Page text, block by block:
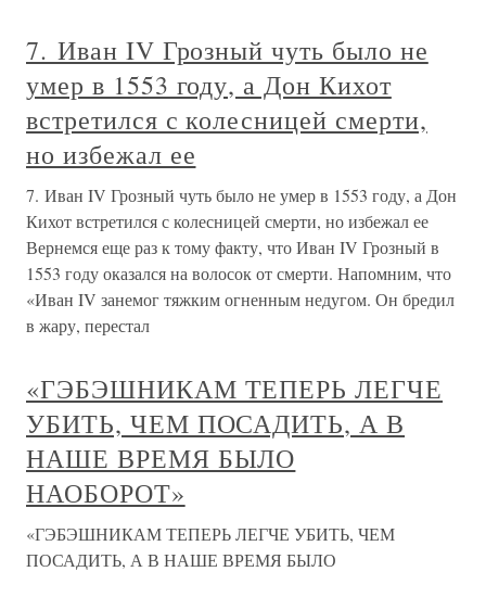
7. Иван IV Грозный чуть было не
умер в 1553 году, а Дон Кихот
встретился с колесницей смерти,
но избежал ее
7. Иван IV Грозный чуть было не умер в 1553 году, а Дон
Кихот встретился с колесницей смерти, но избежал ее
Вернемся еще раз к тому факту, что Иван IV Грозный в
1553 году оказался на волосок от смерти. Напомним, что
«Иван IV занемог тяжким огненным недугом. Он бредил
в жару, перестал
«ГЭБЭШНИКАМ ТЕПЕРЬ ЛЕГЧЕ
УБИТЬ, ЧЕМ ПОСАДИТЬ, А В
НАШЕ ВРЕМЯ БЫЛО
НАОБОРОТ»
«ГЭБЭШНИКАМ ТЕПЕРЬ ЛЕГЧЕ УБИТЬ, ЧЕМ
ПОСАДИТЬ, А В НАШЕ ВРЕМЯ БЫЛО